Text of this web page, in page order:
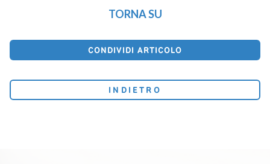
TORNA SU
CONDIVIDI ARTICOLO
INDIETRO